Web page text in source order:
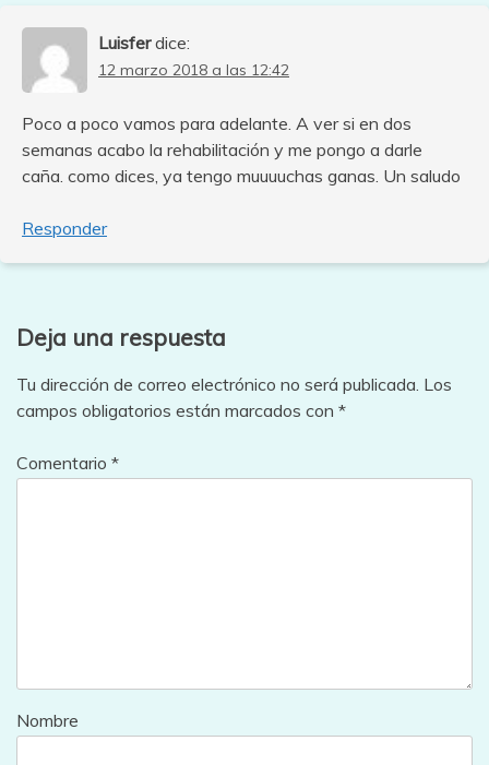
Luisfer dice:
12 marzo 2018 a las 12:42
Poco a poco vamos para adelante. A ver si en dos
semanas acabo la rehabilitación y me pongo a darle
caña. como dices, ya tengo muuuuchas ganas. Un saludo
Responder
Deja una respuesta
Tu dirección de correo electrónico no será publicada. Los
campos obligatorios están marcados con *
Comentario *
Nombre